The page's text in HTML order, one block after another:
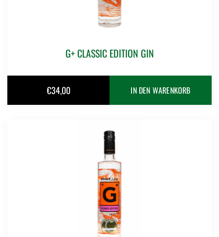
G+ CLASSIC EDITION GIN
€34,00 IN DEN WARENKORB